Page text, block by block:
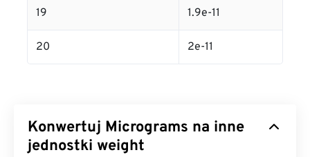
19 1.9e-11
20 2e-11
Konwertuj Micrograms na inne
jednostki weight